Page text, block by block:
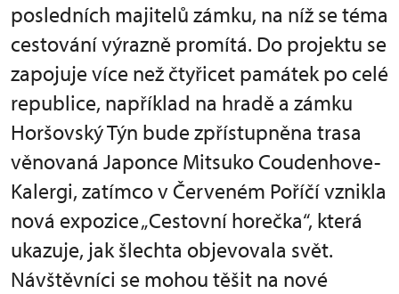
posledních majitelů zámku, na níž se téma
cestování výrazně promítá. Do projektu se
zapojuje více než čtyřicet památek po celé
republice, například na hradě a zámku
Horšovský Týn bude zpřístupněna trasa
věnovaná Japonce Mitsuko Coudenhove-
Kalergi, zatímco v Červeném Poříčí vznikla
nová expozice „Cestovní horečka“, která
ukazuje, jak šlechta objevovala svět.
Návštěvníci se mohou těšit na nové